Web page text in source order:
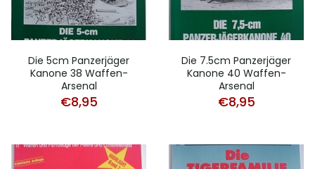
Die 5cm Panzerjäger
Kanone 38 Waffen-
Arsenal
€8,95
Die 7.5cm Panzerjäger
Kanone 40 Waffen-
Arsenal
€8,95